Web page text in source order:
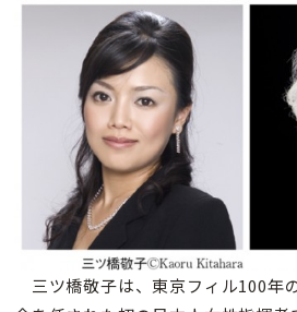
三ツ橋敬子は、東京フィル100年